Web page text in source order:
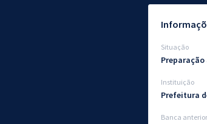
Situação
Instituição
Prefeitura
Banca anterior